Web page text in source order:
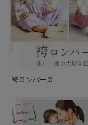
袴ロンパース